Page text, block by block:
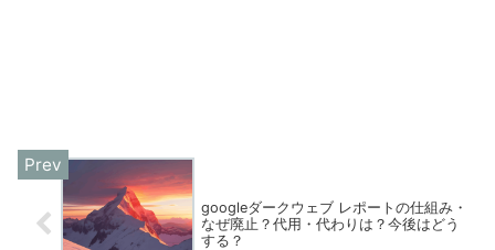
googleダークウェブ レポートの仕組み・
なぜ廃止？代用・代わりは？今後はどう
する？